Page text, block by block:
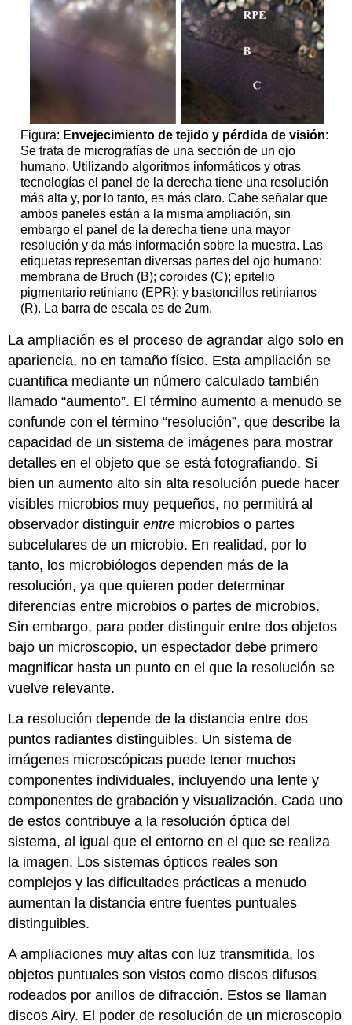
Figura: Envejecimiento de tejido y pérdida de visión:
Se trata de micrografías de una sección de un ojo
humano. Utilizando algoritmos informáticos y otras
tecnologías el panel de la derecha tiene una resolución
más alta y, por lo tanto, es más claro. Cabe señalar que
ambos paneles están a la misma ampliación, sin
embargo el panel de la derecha tiene una mayor
resolución y da más información sobre la muestra. Las
etiquetas representan diversas partes del ojo humano:
membrana de Bruch (B); coroides (C); epitelio
pigmentario retiniano (EPR); y bastoncillos retinianos
(R). La barra de escala es de 2um.
La ampliación es el proceso de agrandar algo solo en
apariencia, no en tamaño físico. Esta ampliación se
cuantifica mediante un número calculado también
llamado “aumento”. El término aumento a menudo se
confunde con el término “resolución”, que describe la
capacidad de un sistema de imágenes para mostrar
detalles en el objeto que se está fotografiando. Si
bien un aumento alto sin alta resolución puede hacer
visibles microbios muy pequeños, no permitirá al
observador distinguirentre microbios o partes
subcelulares de un microbio. En realidad, por lo
tanto, los microbiólogos dependen más de la
resolución, ya que quieren poder determinar
diferencias entre microbios o partes de microbios.
Sin embargo, para poder distinguir entre dos objetos
bajo un microscopio, un espectador debe primero
magnificar hasta un punto en el que la resolución se
vuelve relevante.
La resolución depende de la distancia entre dos
puntos radiantes distinguibles. Un sistema de
imágenes microscópicas puede tener muchos
componentes individuales, incluyendo una lente y
componentes de grabación y visualización. Cada uno
de estos contribuye a la resolución óptica del
sistema, al igual que el entorno en el que se realiza
la imagen. Los sistemas ópticos reales son
complejos y las dificultades prácticas a menudo
aumentan la distancia entre fuentes puntuales
distinguibles.
A ampliaciones muy altas con luz transmitida, los
objetos puntuales son vistos como discos difusos
rodeados por anillos de difracción. Estos se llaman
discos Airy. El poder de resolución de un microscopio